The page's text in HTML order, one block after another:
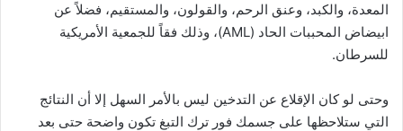
المعدة، والكبد، وعنق الرحم، والقولون، والمستقيم، فضلاً عن
ابيضاض المحببات الحاد (AML)، وذلك فقاً للجمعية الأمريكية
للسرطان.
وحتى لو كان الإقلاع عن التدخين ليس بالأمر السهل إلا أن النتائج
التي ستلاحظها على جسمك فور ترك التبغ تكون واضحة حتى بعد